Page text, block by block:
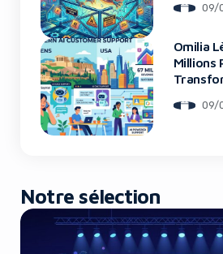
09/
Omilia
Millions
09/
Notre sélection